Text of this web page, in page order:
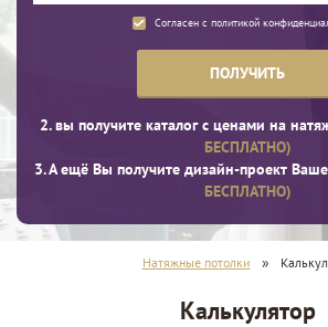
Согласен с политикой
ПОЛУЧИТЬ
2. вы получите каталог с ценами на
БЕСПЛАТНО)
3. А ещё Вы получите дизайн-проект
БЕСПЛАТНО)
Натяжные потолки »
Калькулятор